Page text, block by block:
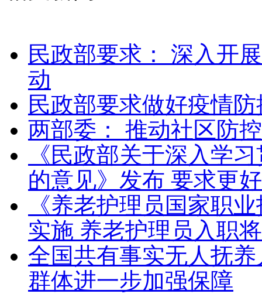
民政部要求： 深入开
动
民政部要求做好疫情
两部委： 推动社区防
《民政部关于深入学
的意见》发布 要求更
《养老护理员国家职
实施 养老护理员入职
全国共有事实无人抚
群体进一步加强保障